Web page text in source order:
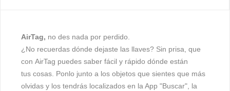
AirTag, no des nada por perdido.
¿No recuerdas dónde dejaste las llaves? Sin prisa, que
con AirTag puedes saber fácil y rápido dónde están
tus cosas. Ponlo junto a los objetos que sientes que más
olvidas y los tendrás localizados en la App "Buscar", la